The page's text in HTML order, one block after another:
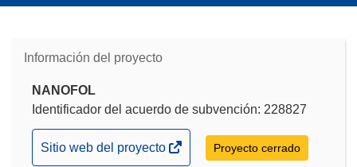
Información del proyecto
NANOFOL
Identificador del acuerdo de subvención: 228827
(se
Sitio web del proyecto Proyecto cerrado